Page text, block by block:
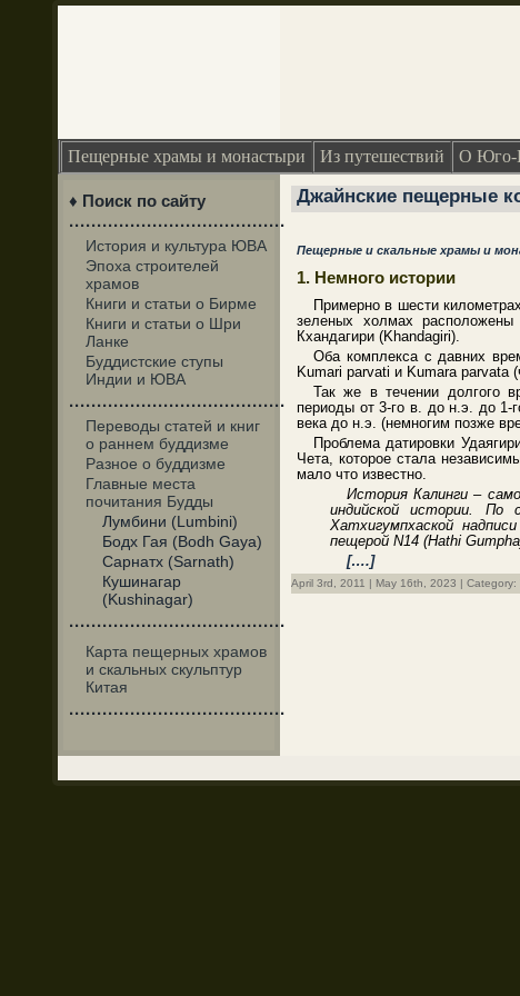
Пещерные храмы и монастыри Из путешествий О Юго-
♦ Поиск по сайту
·······································
История и культура ЮВА
Эпоха строителей
храмов
Книги и статьи о Бирме
Книги и статьи о Шри
Ланке
Буддистские ступы
Индии и ЮВА
·······································
Переводы статей и книг
о раннем буддизме
Разное о буддизме
Главные места
почитания Будды
Лумбини (Lumbini)
Бодх Гая (Bodh Gaya)
Сарнатх (Sarnath)
Кушинагар
(Kushinagar)
·······································
Карта пещерных храмов
и скальных скульптур
Китая
·······································
Джайнские пещерные
Пещерные и скальные храмы и
1. Немного истории
Примерно в шести
зеленых холмах
Кхандагири (Khandagiri).
Оба комплекса с давних
Kumari parvati и Kumara parvata
Так же в течении долгого
периоды от 3-го в. до н.э. до 1-
века до н.э. (немногим позже
Проблема датировки
Чета, которое стала
мало что известно.
История Калинги –
индийской истории. По
Хатхигумпхаской
пещерой N14 (Hathi
[….]
April 3rd, 2011 | May 16th, 2023 | Category: